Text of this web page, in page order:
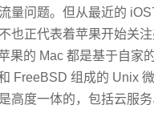
量问题。但从最近的
也正代表着苹果开始关
果的 Mac 都是基于自家
FreeBSD 组成的 Unix
高度一体的，包括云服